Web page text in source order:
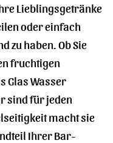
Lieblingsgetränke
oder einfach
zu haben. Ob Sie
fruchtigen
Glas Wasser
sind für jeden
macht sie
Ihrer Bar-